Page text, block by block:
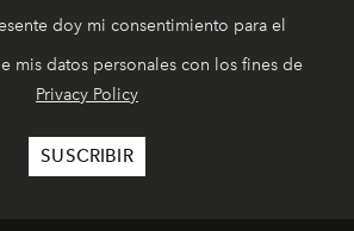
doy mi consentimiento para el
mis datos personales con los fines de
Privacy Policy